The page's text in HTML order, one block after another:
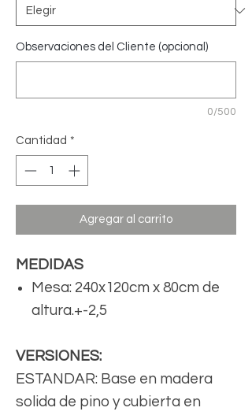
Observaciones del Cliente (opcional)
0/500
Cantidad *
Agregar al carrito
MEDIDAS
Mesa: 240x120cm x 80cm de
altura.+-2,5
VERSIONES:
ESTANDAR: Base en madera
solida de pino y cubierta en